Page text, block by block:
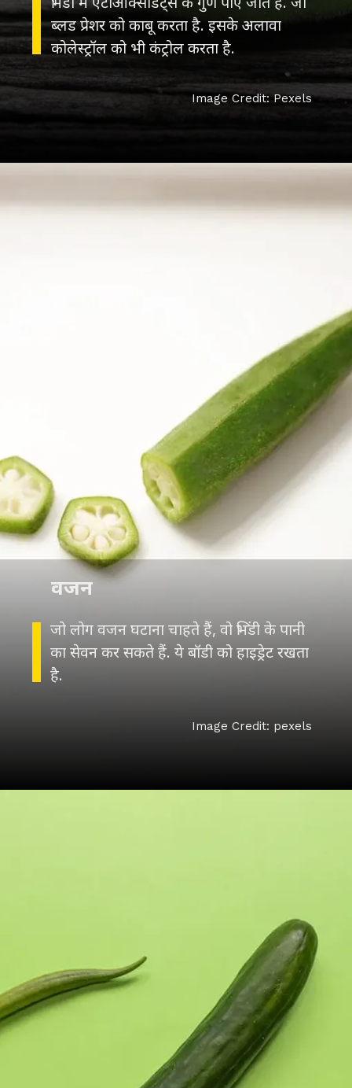
ब्लड प्रेशर को काबू करता है. इसके अलावा
कोलेस्ट्रॉल को भी कंट्रोल करता है.
Image Credit: Pexels
जो लोग वजन घटाना चाहते हैं, वो भिंडी के पानी
का सेवन कर सकते हैं. ये बॉडी को हाइड्रेट रखता
है.
वजन
Image Credit: pexels